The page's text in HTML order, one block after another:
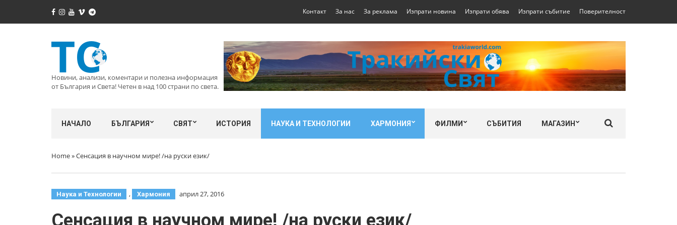
Контакт За нас За реклама Изпрати новина Изпрати обява Изпрати събитие Поверителност
Новини, анализи, коментари и полезна информация
от България и Света! Четен в над 100 страни по света.
НАЧАЛО БЪЛГАРИЯ СВЯТ ИСТОРИЯ НАУКА И ТЕХНОЛОГИИ ХАРМОНИЯ ФИЛМИ СЪБИТИЯ МАГАЗИН
Home»Сенсация в научном мире! /на руски език/
Наука и Технологии , Хармония април 27, 2016
Сенсация в научном мире! /на руски език/